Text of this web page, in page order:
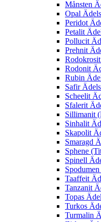
Månsten
Opal
Peridot
Petalit
Pollucit
Prehnit
Rodonit
Rubin
Safir
Scheelit
Sfalerit
Sillimanit
Sinhalit
Skapolit
Smaragd
Sphene
Spinell
Taaffeit
Tanzanit
Topas
Turkos
Turmalin